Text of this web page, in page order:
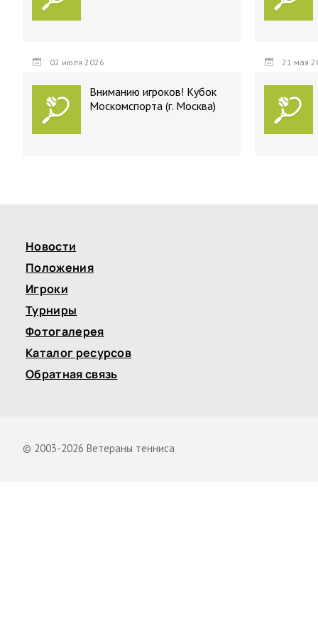
02 июля 2026
Вниманию игроков! Кубок
Москомспорта (г. Москва)
21 мая
Новости
Положения
Игроки
Турниры
Фотогалерея
Каталог ресурсов
Обратная связь
© 2003-2026 Ветераны тенниса